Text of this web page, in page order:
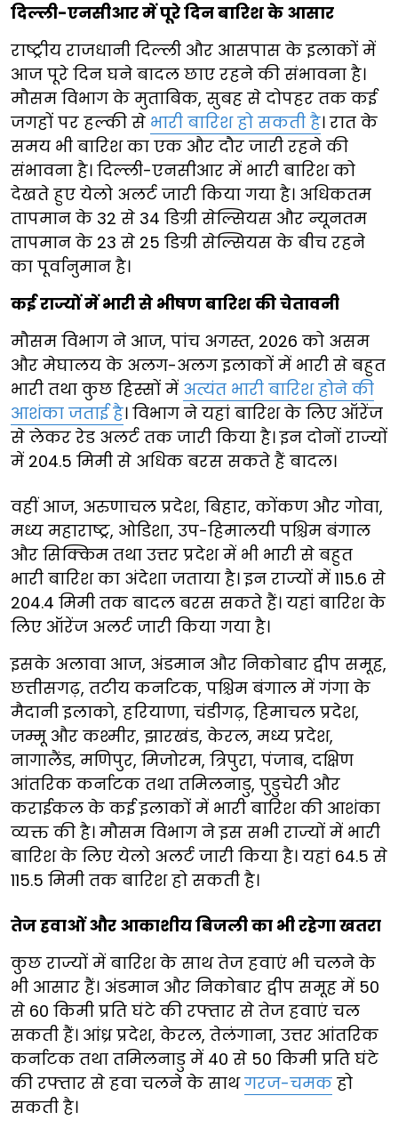
दिल्ली-एनसीआर में पूरे दिन बारिश के आसार
राष्ट्रीय राजधानी दिल्ली और आसपास के इलाकों में
आज पूरे दिन घने बादल छाए रहने की संभावना है।
मौसम विभाग के मुताबिक, सुबह से दोपहर तक कई
जगहों पर हल्की से भारी बारिश हो सकती है। रात के
समय भी बारिश का एक और दौर जारी रहने की
संभावना है। दिल्ली-एनसीआर में भारी बारिश को
देखते हुए येलो अलर्ट जारी किया गया है। अधिकतम
तापमान के 32 से 34 डिग्री सेल्सियस और न्यूनतम
तापमान के 23 से 25 डिग्री सेल्सियस के बीच रहने
का पूर्वानुमान है।
कई राज्यों में भारी से भीषण बारिश की चेतावनी
मौसम विभाग ने आज, पांच अगस्त, 2026 को असम
और मेघालय के अलग-अलग इलाकों में भारी से बहुत
भारी तथा कुछ हिस्सों में अत्यंत भारी बारिश होने की
आशंका जताई है। विभाग ने यहां बारिश के लिए ऑरेंज
से लेकर रेड अलर्ट तक जारी किया है। इन दोनों राज्यों
में 204.5 मिमी से अधिक बरस सकते हैं बादल।
वहीं आज, अरुणाचल प्रदेश, बिहार, कोंकण और गोवा,
मध्य महाराष्ट्र, ओडिशा, उप-हिमालयी पश्चिम बंगाल
और सिक्किम तथा उत्तर प्रदेश में भी भारी से बहुत
भारी बारिश का अंदेशा जताया है। इन राज्यों में 115.6 से
204.4 मिमी तक बादल बरस सकते हैं। यहां बारिश के
लिए ऑरेंज अलर्ट जारी किया गया है।
इसके अलावा आज, अंडमान और निकोबार द्वीप समूह,
छत्तीसगढ़, तटीय कर्नाटक, पश्चिम बंगाल में गंगा के
मैदानी इलाको, हरियाणा, चंडीगढ़, हिमाचल प्रदेश,
जम्मू और कश्मीर, झारखंड, केरल, मध्य प्रदेश,
नागालैंड, मणिपुर, मिजोरम, त्रिपुरा, पंजाब, दक्षिण
आंतरिक कर्नाटक तथा तमिलनाडु, पुडुचेरी और
कराईकल के कई इलाकों में भारी बारिश की आशंका
व्यक्त की है। मौसम विभाग ने इस सभी राज्यों में भारी
बारिश के लिए येलो अलर्ट जारी किया है। यहां 64.5 से
115.5 मिमी तक बारिश हो सकती है।
तेज हवाओं और आकाशीय बिजली का भी रहेगा खतरा
कुछ राज्यों में बारिश के साथ तेज हवाएं भी चलने के
भी आसार हैं। अंडमान और निकोबार द्वीप समूह में 50
से 60 किमी प्रति घंटे की रफ्तार से तेज हवाएं चल
सकती हैं। आंध्र प्रदेश, केरल, तेलंगाना, उत्तर आंतरिक
कर्नाटक तथा तमिलनाडु में 40 से 50 किमी प्रति घंटे
की रफ्तार से हवा चलने के साथगरज-चमक हो
सकती है।